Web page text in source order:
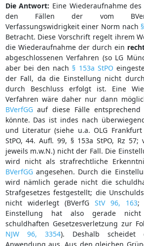
Die Antwort: Eine Wiederaufnahme
den Fällen der vom
Verfassungswidrigkeit einer Norm nach
Betracht. Diese Vorschrift regelt ihrem
die Wiederaufnahme der durch ein
abgeschlossenen Verfahren (so LG
aber bei den nach § 153a StPO
der Fall, da die Einstellung nicht
durch Beschluss erfolgt ist. Eine
Verfahren wäre daher nur dann
BVerfGGauf diese Fälle entsprechend
könnte. Das ist indes nach
und Literatur (siehe u.a. OLG Frankfurt
StPO, 44. Aufl. 99, § 153a StPO, Rz 57;
jeweils m.w.N.) nicht der Fall. Die
wird nicht als strafrechtliche
BVerfGGangesehen. Durch die
wird nämlich gerade nicht die
Strafgesetzes festgestellt; die
nicht widerlegt (BVerfG StV 96, 163;
Einstellung hat also gerade
schuldhaften Gesetzesverletzung zur
NJW 96, 3354). Deshalb scheidet
Anwendung aus. Aus den gleichen